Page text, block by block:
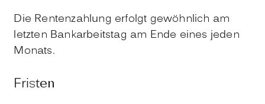
Die Rentenzahlung erfolgt gewöhnlich am
letzten Bankarbeitstag am Ende eines jeden
Monats.
Fristen